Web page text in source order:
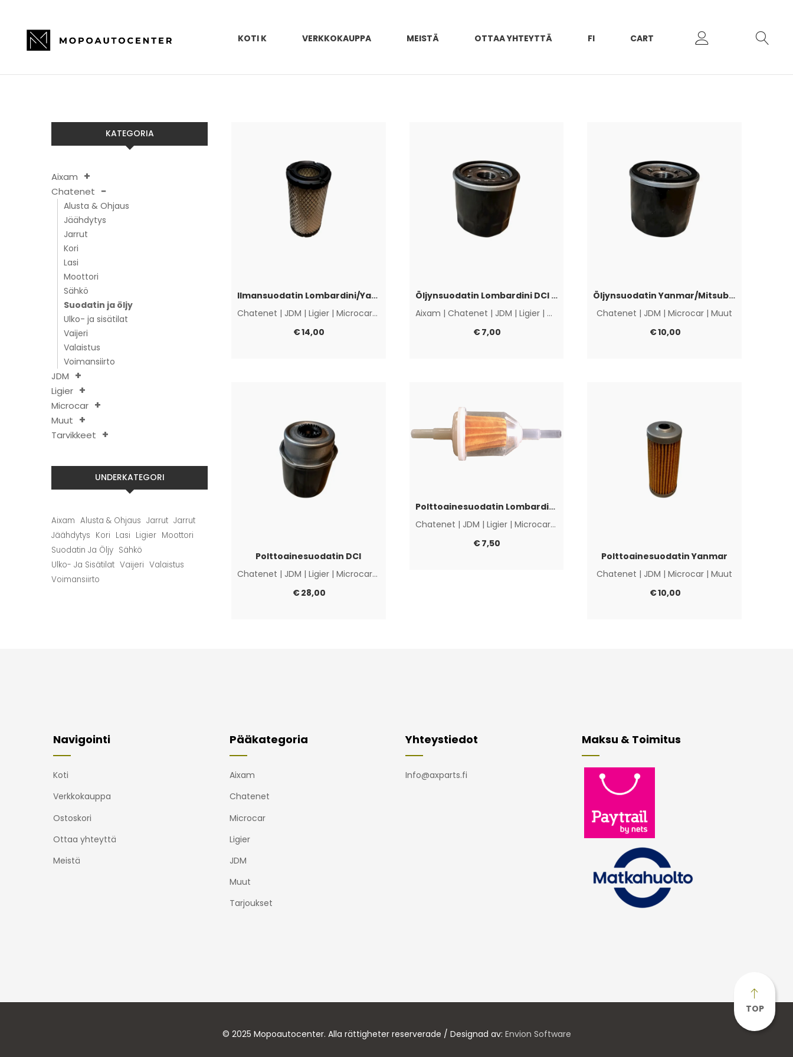
KOTI K VERKKOKAUPPA MEISTÄ OTTAA YHTEYTTÄ FI CART
KATEGORIA
Aixam
Chatenet
Alusta & Ohjaus
Jäähdytys
Jarrut
Kori
Lasi
Moottori
Sähkö
Suodatin ja öljy
Ulko- ja sisätilat
Vaijeri
Valaistus
Voimansiirto
JDM
Ligier
Microcar
Muut
Tarvikkeet
UNDERKATEGORI
Aixam Alusta & Ohjaus Jarrut Jarrut
Jäähdytys Kori Lasi Ligier Moottori
Suodatin Ja Öljy Sähkö
Ulko- Ja Sisätilat Vaijeri Valaistus
Voimansiirto
Ilmansuodatin Lombardini/Yanmar
Chatenet | JDM | Ligier | Microcar|
€14,00
Öljynsuodatin Lombardini DCI 442 / 492 / HDI 480
Aixam | Chatenet | JDM | Ligier| Microcar
Muut
€7,00
Öljynsuodatin Yanmar/Mitsubishi
Chatenet | JDM |Microcar |Muut
€10,00
Polttoainesuodatin DCI
Chatenet | JDM | Ligier | Microcar|
€28,00
Polttoainesuodatin Lombardini DCI
Chatenet | JDM | Ligier| Microcar|
€7,50
Polttoainesuodatin Yanmar
Chatenet | JDM |Microcar |Muut
€10,00
Navigointi
Koti
Verkkokauppa
Ostoskori
Ottaa yhteyttä
Meistä
Pääkategoria
Aixam
Chatenet
Microcar
Ligier
JDM
Muut
Tarjoukset
Yhteystiedot
Info@axparts.fi
Maksu & Toimitus
TOP
© 2025 Mopoautocenter. Alla rättigheter reserverade / Designad av: Envion Software